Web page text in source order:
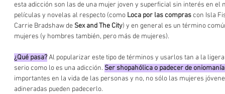
esta adicción son las de una mujer joven y superficial sin interés en el
películas y novelas al respecto (como Loca por las compras con Isla
Carrie Bradshaw de Sex and The City) y en general es un término
mujeres (y hombres también, pero más de mujeres).
¿Qué pasa? Al popularizar este tipo de términos y usarlos tan a la
serio como lo es una adicción. Ser shopahólica o padecer de
importantes en la vida de las personas y no, no sólo las mujeres
adineradas pueden padecerlo.